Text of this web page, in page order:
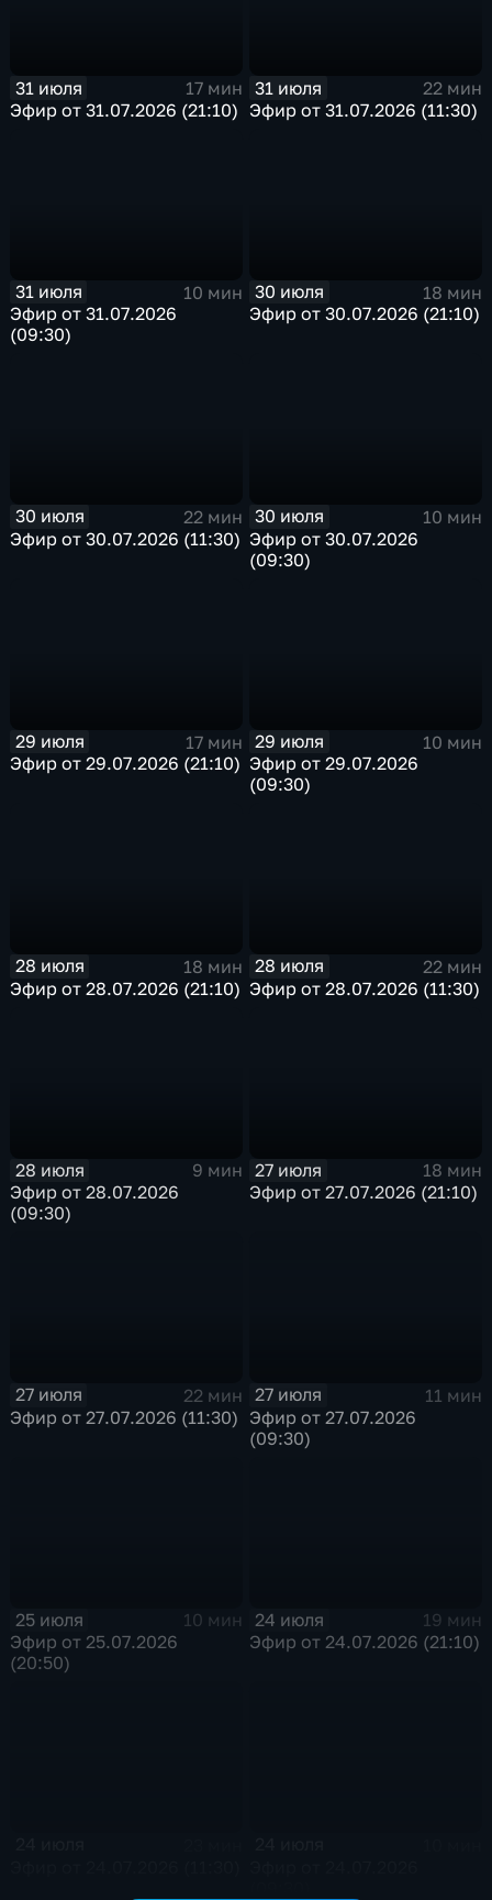
31 июля
17 мин
Эфир от 31.07.2026 (21:10)
31 июля
22 мин
Эфир от 31.07.2026 (11:30)
31 июля
10 мин
Эфир от 31.07.2026
(09:30)
30 июля
18 мин
Эфир от 30.07.2026 (21:10)
30 июля
22 мин
Эфир от 30.07.2026 (11:30)
30 июля
10 мин
Эфир от 30.07.2026
(09:30)
29 июля
17 мин
Эфир от 29.07.2026 (21:10)
29 июля
10 мин
Эфир от 29.07.2026
(09:30)
28 июля
18 мин
Эфир от 28.07.2026 (21:10)
28 июля
22 мин
Эфир от 28.07.2026 (11:30)
28 июля
9 мин
Эфир от 28.07.2026
(09:30)
27 июля
18 мин
Эфир от 27.07.2026 (21:10)
27 июля
22 мин
Эфир от 27.07.2026 (11:30)
27 июля
11 мин
Эфир от 27.07.2026
(09:30)
25 июля
10 мин
Эфир от 25.07.2026
(20:50)
24 июля
19 мин
Эфир от 24.07.2026 (21:10)